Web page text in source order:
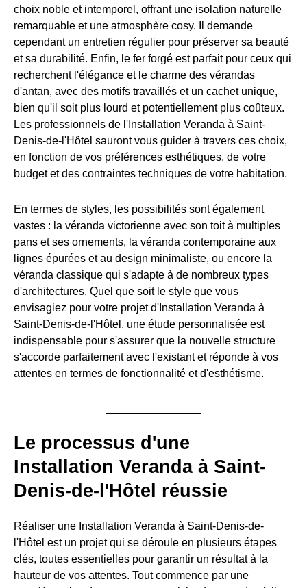
choix noble et intemporel, offrant une isolation naturelle
remarquable et une atmosphère cosy. Il demande
cependant un entretien régulier pour préserver sa beauté
et sa durabilité. Enfin, le fer forgé est parfait pour ceux qui
recherchent l'élégance et le charme des vérandas
d'antan, avec des motifs travaillés et un cachet unique,
bien qu'il soit plus lourd et potentiellement plus coûteux.
Les professionnels de l'Installation Veranda à Saint-
Denis-de-l'Hôtel sauront vous guider à travers ces choix,
en fonction de vos préférences esthétiques, de votre
budget et des contraintes techniques de votre habitation.
En termes de styles, les possibilités sont également
vastes : la véranda victorienne avec son toit à multiples
pans et ses ornements, la véranda contemporaine aux
lignes épurées et au design minimaliste, ou encore la
véranda classique qui s'adapte à de nombreux types
d'architectures. Quel que soit le style que vous
envisagiez pour votre projet d'Installation Veranda à
Saint-Denis-de-l'Hôtel, une étude personnalisée est
indispensable pour s'assurer que la nouvelle structure
s'accorde parfaitement avec l'existant et réponde à vos
attentes en termes de fonctionnalité et d'esthétisme.
Le processus d'une
Installation Veranda à Saint-
Denis-de-l'Hôtel réussie
Réaliser une Installation Veranda à Saint-Denis-de-
l'Hôtel est un projet qui se déroule en plusieurs étapes
clés, toutes essentielles pour garantir un résultat à la
hauteur de vos attentes. Tout commence par une